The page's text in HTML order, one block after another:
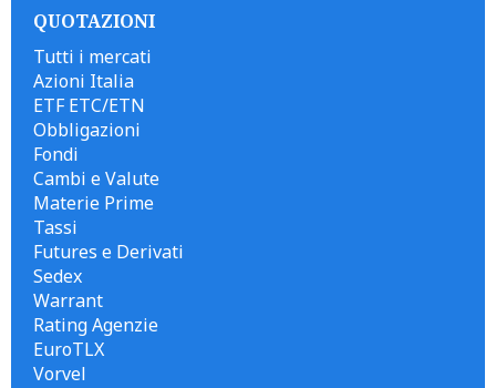
QUOTAZIONI
Tutti i mercati
Azioni Italia
ETF ETC/ETN
Obbligazioni
Fondi
Cambi e Valute
Materie Prime
Tassi
Futures e Derivati
Sedex
Warrant
Rating Agenzie
EuroTLX
Vorvel